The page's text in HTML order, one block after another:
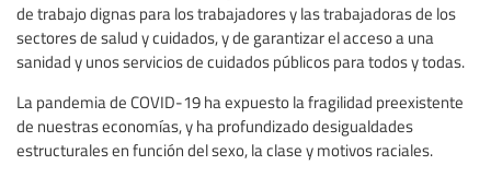
de trabajo dignas para los trabajadores y las trabajadoras de los
sectores de salud y cuidados, y de garantizar el acceso a una
sanidad y unos servicios de cuidados públicos para todos y todas.
La pandemia de COVID-19 ha expuesto la fragilidad preexistente
de nuestras economías, y ha profundizado desigualdades
estructurales en función del sexo, la clase y motivos raciales.